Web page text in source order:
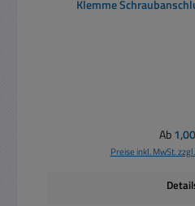
Klemme
Ab
Preise inkl. MwSt.